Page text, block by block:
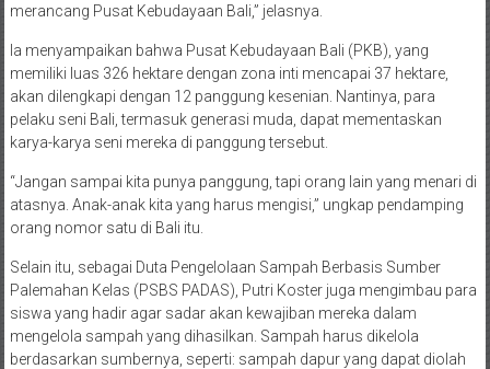
merancang Pusat Kebudayaan Bali,” jelasnya.
Ia menyampaikan bahwa Pusat Kebudayaan Bali (PKB), yang
memiliki luas 326 hektare dengan zona inti mencapai 37 hektare,
akan dilengkapi dengan 12 panggung kesenian. Nantinya, para
pelaku seni Bali, termasuk generasi muda, dapat mementaskan
karya-karya seni mereka di panggung tersebut.
“Jangan sampai kita punya panggung, tapi orang lain yang menari di
atasnya. Anak-anak kita yang harus mengisi,” ungkap pendamping
orang nomor satu di Bali itu.
Selain itu, sebagai Duta Pengelolaan Sampah Berbasis Sumber
Palemahan Kelas (PSBS PADAS), Putri Koster juga mengimbau para
siswa yang hadir agar sadar akan kewajiban mereka dalam
mengelola sampah yang dihasilkan. Sampah harus dikelola
berdasarkan sumbernya, seperti: sampah dapur yang dapat diolah